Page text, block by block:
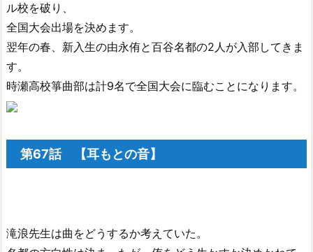
ル校を破り、
全国大会出場を決めます。
翌年の春、新入生の由永侑と百谷名都の2人が入部してきま
す。
時瀬高校箏曲部は計9名で全国大会に臨むことになります。
第67話 【耳もとの音】
滝浪先生は曲をどうするか考えていた。